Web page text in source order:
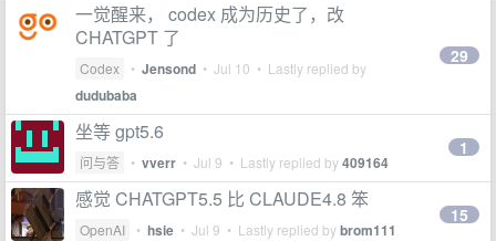
一觉醒来， codex 成为历史了，改
CHATGPT 了
Codex • Jensond • Jul 10 • Lastly replied by
dudubaba
29
坐等 gpt5.6
问与答 • vverr • Jul 9 • Lastly replied by409164
1
感觉 CHATGPT5.5 比 CLAUDE4.8 笨
OpenAI • hsie • Jul 9 • Lastly replied bybrom111
15